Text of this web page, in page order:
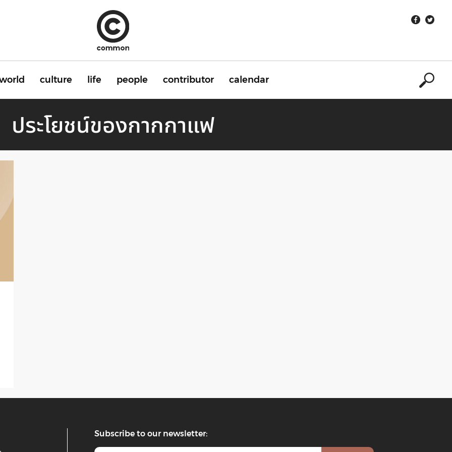
culture life people contributor calendar
ประโยชน์ของกากกาแฟ
Subscribe to our newsletter: